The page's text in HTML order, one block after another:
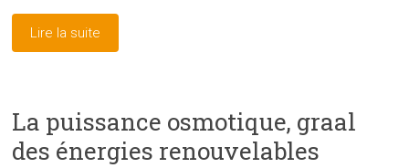
Lire la suite
La puissance osmotique, graal
des énergies renouvelables